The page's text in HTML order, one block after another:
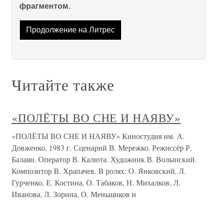
фрагментом.
Продолжение на Литрес
Читайте также
«ПОЛЁТЫ ВО СНЕ И НАЯВУ»
«ПОЛЁТЫ ВО СНЕ И НАЯВУ» Киностудия им. А.
Довженко, 1983 г. Сценарий В. Мережко. Режиссёр Р.
Балаян. Оператор В. Калюта. Художник В. Волынский.
Композитор В. Храпачев. В ролях: О. Янковский, Л.
Гурченко, Е. Костина, О. Табаков, Н. Михалков, Л.
Иванова, Л. Зорина, О. Меньшиков и